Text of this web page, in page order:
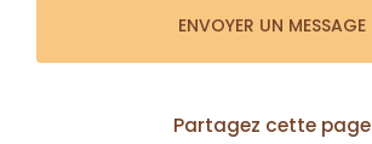
ENVOYER UN MESSAGE
Partagez cette page